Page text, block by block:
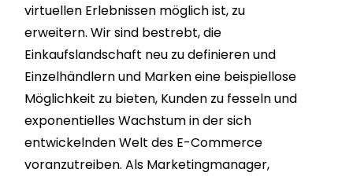
virtuellen Erlebnissen möglich ist, zu
erweitern. Wir sind bestrebt, die
Einkaufslandschaft neu zu definieren und
Einzelhändlern und Marken eine beispiellose
Möglichkeit zu bieten, Kunden zu fesseln und
exponentielles Wachstum in der sich
entwickelnden Welt des E-Commerce
voranzutreiben. Als Marketingmanager,